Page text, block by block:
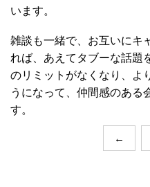
います。
雑談も一緒で、お互いにキ
れば、あえてタブーな話題
のリミットがなくなり、よ
うになって、仲間感のある
す。
←